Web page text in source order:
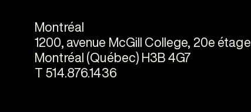
Montréal
1200, avenue McGill College, 20e étage
Montréal (Québec) H3B 4G7
T 514.876.1436